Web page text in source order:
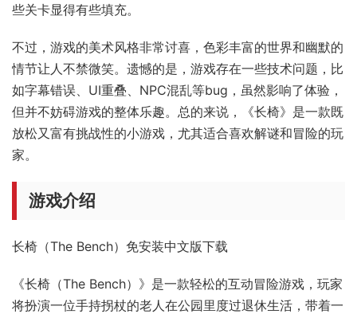
些关卡显得有些填充。
不过，游戏的美术风格非常讨喜，色彩丰富的世界和幽默的
情节让人不禁微笑。遗憾的是，游戏存在一些技术问题，比
如字幕错误、UI重叠、NPC混乱等bug，虽然影响了体验，
但并不妨碍游戏的整体乐趣。总的来说，《长椅》是一款既
放松又富有挑战性的小游戏，尤其适合喜欢解谜和冒险的玩
家。
游戏介绍
长椅（The Bench）免安装中文版下载
《长椅（The Bench）》是一款轻松的互动冒险游戏，玩家
将扮演一位手持拐杖的老人在公园里度过退休生活，带着一